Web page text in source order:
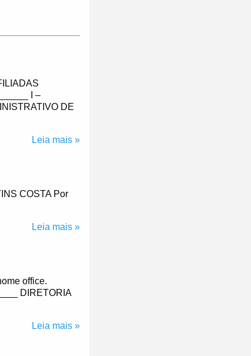
I –
DE
Leia mais »
COSTA Por
Leia mais »
office.
DIRETORIA
Leia mais »